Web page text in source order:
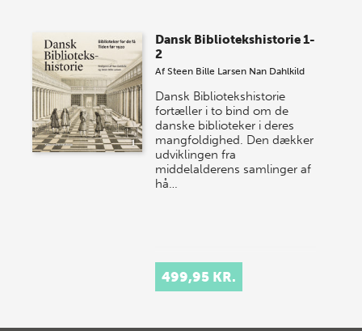
Dansk Bibliotekshistorie 1-
2
AfSteen Bille Larsen Nan Dahlkild
Dansk Bibliotekshistorie
fortæller i to bind om de
danske biblioteker i deres
mangfoldighed. Den dækker
udviklingen fra
middelalderens samlinger af
hå…
499,95 KR.